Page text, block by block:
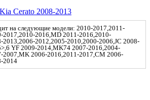
Cerato 2008-2013
на следующие модели: 2010-2017,2011-
2017,2010-2016,MD 2011-2016,2010-
2013,2006-2012,2005-2010,2000-2006,JC 2008-
YF 2009-2014,MK74 2007-2016,2004-
2007,MK 2006-2016,2011-2017,CM 2006-
2014